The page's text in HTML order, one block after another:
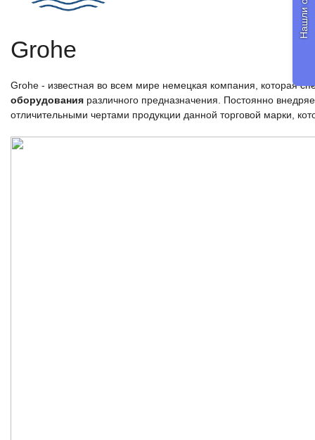
Grohe
Grohe - известная во всем мире немецкая компания, которая
оборудования различного предназначения. Постоянно
отличительными чертами продукции данной торговой марки,